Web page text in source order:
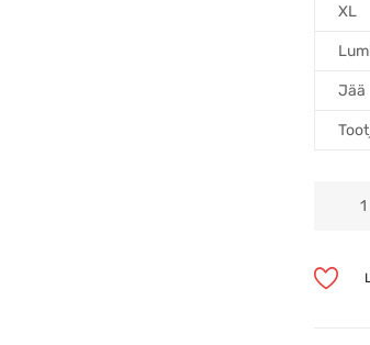
XL
Jää